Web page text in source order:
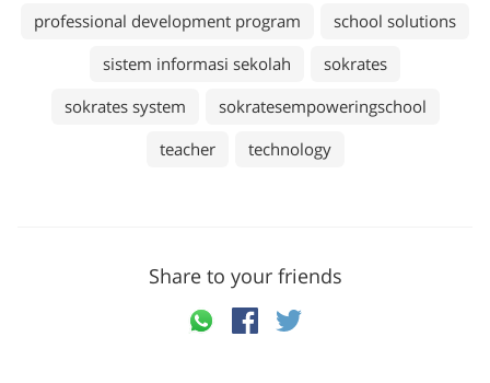
professional development program
school solutions
sistem informasi sekolah
sokrates
sokrates system
sokratesempoweringschool
teacher
technology
Share to your friends